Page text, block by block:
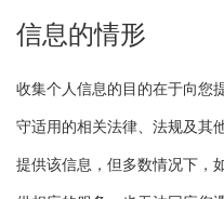
信息的情形
收集个人信息的目的在于向您
守适用的相关法律、法规及其
提供该信息，但多数情况下，